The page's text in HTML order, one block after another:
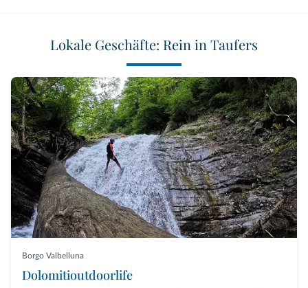
Lokale Geschäfte: Rein in Taufers
Borgo Valbelluna
Dolomitioutdoorlife